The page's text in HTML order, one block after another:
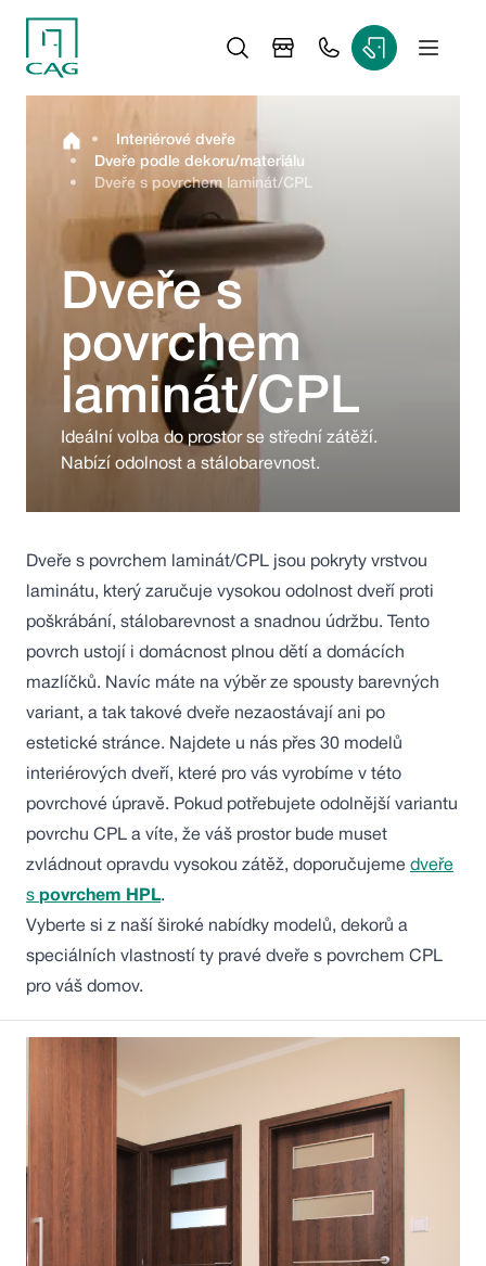
•
Interiérové dveře
•
Dveře podle dekoru/materiálu
•
Dveře s povrchem laminát/CPL
Dveře s
povrchem
laminát/CPL
Ideální volba do prostor se střední zátěží.
Nabízí odolnost a stálobarevnost.
Dveře s povrchem laminát/CPL jsou pokryty vrstvou
laminátu, který zaručuje vysokou odolnost dveří proti
poškrábání, stálobarevnost a snadnou údržbu. Tento
povrch ustojí i domácnost plnou dětí a domácích
mazlíčků. Navíc máte na výběr ze spousty barevných
variant, a tak takové dveře nezaostávají ani po
estetické stránce. Najdete u nás přes 30 modelů
interiérových dveří, které pro vás vyrobíme v této
povrchové úpravě. Pokud potřebujete odolnější variantu
povrchu CPL a víte, že váš prostor bude muset
zvládnout opravdu vysokou zátěž, doporučujeme dveře
s povrchem HPL.
Vyberte si z naší široké nabídky modelů, dekorů a
speciálních vlastností ty pravé dveře s povrchem CPL
pro váš domov.